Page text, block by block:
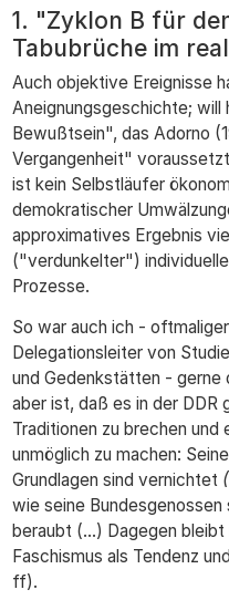
1. "Zyklon B für
Tabubrüche im
Auch objektive Ereignisse
Aneignungsgeschichte; will
Bewußtsein", das Adorno
Vergangenheit"
ist kein Selbstläufer
demokratischer
approximatives Ergebnis
("verdunkelter")
Prozesse.
So war auch ich -
Delegationsleiter von
und Gedenkstätten -
aber ist, daß es in der DDR
Traditionen zu brechen und
unmöglich zu machen:
Grundlagen sind vernichtet
wie seine
beraubt (...) Dagegen
Faschismus als Tendenz
ff).